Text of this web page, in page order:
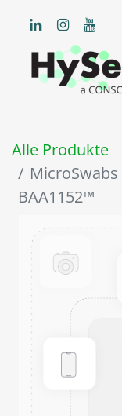
Alle Produkte
BAA1152™